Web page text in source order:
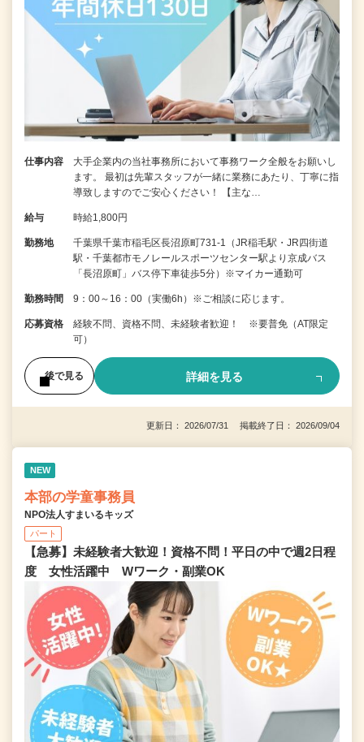
仕事内容
大手企業内の当社事務所において事務ワーク全般をお願いし
ます。 最初は先輩スタッフが一緒に業務にあたり、丁寧に指
導致しますのでご安心ください！ 【主な…
給与 時給1,800円
勤務地
千葉県千葉市稲毛区長沼原町731-1（JR稲毛駅・JR四街道
駅・千葉都市モノレールスポーツセンター駅より京成バス
「長沼原町」バス停下車徒歩5分）※マイカー通勤可
勤務時間 9：00～16：00（実働6h）※ご相談に応じます。
応募資格
経験不問、資格不問、未経験者歓迎！ ※要普免（AT限定
可）
後で見る 詳細を見る
更新日： 2026/07/31 掲載終了日： 2026/09/04
NEW
本部の学童事務員
NPO法人すまいるキッズ
パート
【急募】未経験者大歓迎！資格不問！平日の中で週2日程
度 女性活躍中 Wワーク・副業OK